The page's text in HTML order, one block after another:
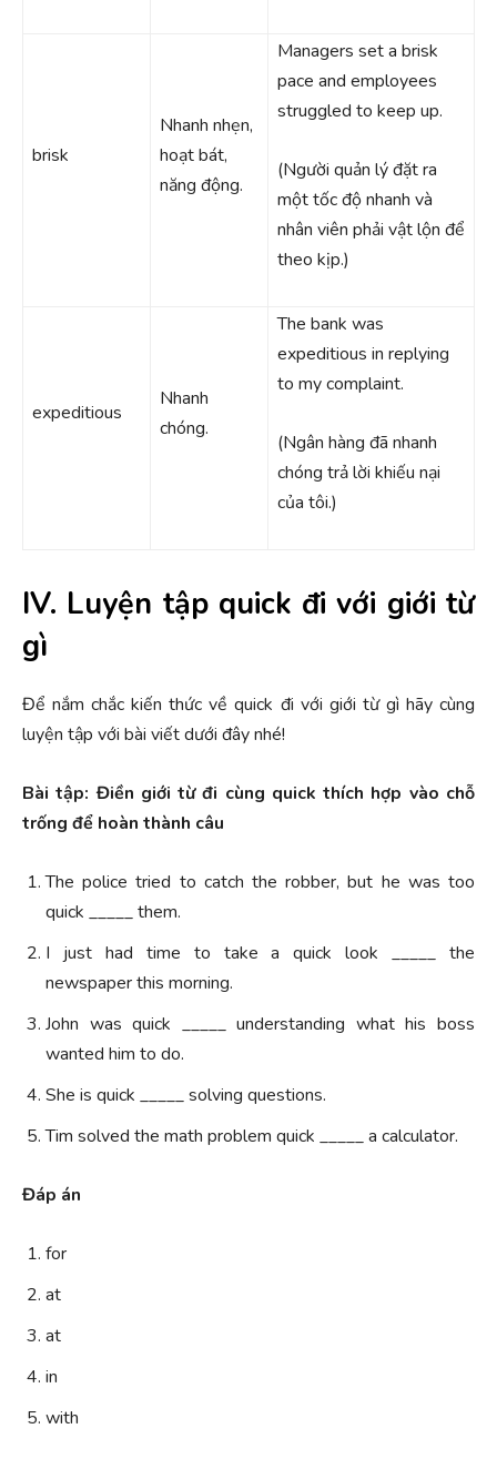
brisk
Nhanh nhẹn,
hoạt bát,
năng động.
Managers set a brisk
pace and employees
struggled to keep up.
(Người quản lý đặt ra
một tốc độ nhanh và
nhân viên phải vật lộn để
theo kịp.)
expeditious
Nhanh
chóng.
The bank was
expeditious in replying
to my complaint.
(Ngân hàng đã nhanh
chóng trả lời khiếu nại
của tôi.)
IV. Luyện tập quick đi với giới từ
gì
Để nắm chắc kiến thức về quick đi với giới từ gì hãy cùng
luyện tập với bài viết dưới đây nhé!
Bài tập: Điền giới từ đi cùng quick thích hợp vào chỗ
trống để hoàn thành câu
The police tried to catch the robber, but he was too
quick _____ them.
I just had time to take a quick look _____ the
newspaper this morning.
John was quick _____ understanding what his boss
wanted him to do.
She is quick _____ solving questions.
Tim solved the math problem quick _____ a calculator.
Đáp án
for
at
at
in
with